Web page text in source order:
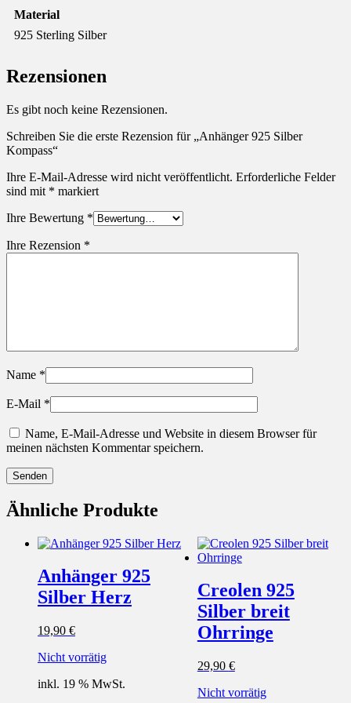
Material
925 Sterling Silber
Rezensionen
Es gibt noch keine Rezensionen.
Schreiben Sie die erste Rezension für „Anhänger 925 Silber
Kompass“
Ihre E-Mail-Adresse wird nicht veröffentlicht. Erforderliche Felder
sind mit * markiert
Ihre Bewertung *
Ihre Rezension *
Name *
E-Mail *
Name, E-Mail-Adresse und Website in diesem Browser für
meinen nächsten Kommentar speichern.
Ähnliche Produkte
Anhänger 925
Silber Herz
19,90 €
Nicht vorrätig
inkl. 19 % MwSt.
Creolen 925
Silber breit
Ohrringe
29,90 €
Nicht vorrätig